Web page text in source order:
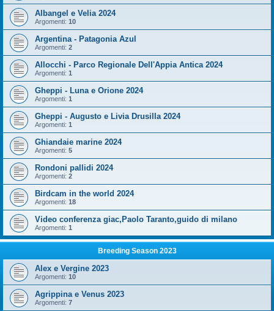
Albangel e Velia 2024
Argomenti: 10
Argentina - Patagonia Azul
Argomenti: 2
Allocchi - Parco Regionale Dell'Appia Antica 2024
Argomenti: 1
Gheppi - Luna e Orione 2024
Argomenti: 1
Gheppi - Augusto e Livia Drusilla 2024
Argomenti: 1
Ghiandaie marine 2024
Argomenti: 5
Rondoni pallidi 2024
Argomenti: 2
Birdcam in the world 2024
Argomenti: 18
Video conferenza giac,Paolo Taranto,guido di milano
Argomenti: 1
Breeding Season 2023
Alex e Vergine 2023
Argomenti: 10
Agrippina e Venus 2023
Argomenti: 7